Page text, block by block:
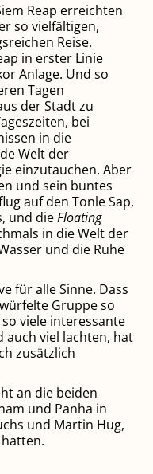
Reap erreichten
so vielfältigen,
Reise.
in erster Linie
Anlage. Und so
Tagen
der Stadt zu
bei
in die
Welt der
einzutauchen. Aber
und sein buntes
auf den Tonle Sap,
und dieFloating
in die Welt der
und die Ruhe
für alle Sinne. Dass
Gruppe so
viele interessante
auch viel lachten, hat
zusätzlich
an die beiden
und Panha in
und Martin Hug,